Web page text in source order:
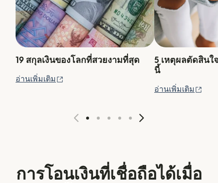
19 สกุลเงินของโลกที่สวยงามที่สุด
อ่านเพิ่มเติม
5 เหตุผลตัดสินใ
นี้
อ่านเพิ่มเติม
การโอนเงินที่เชื่อถือได้เมื่อ